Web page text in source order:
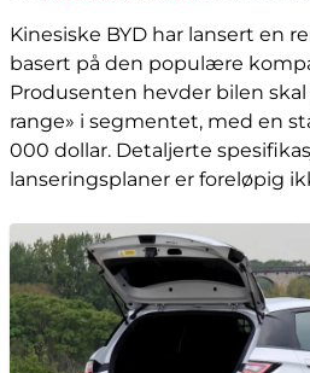
Kinesiske BYD har lansert en
basert på den populære
Produsenten hevder bilen skal
range» i segmentet, med en
000 dollar. Detaljerte
lanseringsplaner er foreløpig